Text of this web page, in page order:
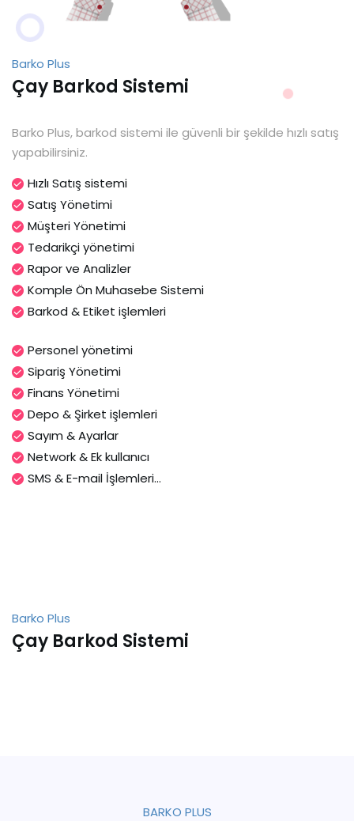
Barko Plus
Çay Barkod Sistemi
Barko Plus, barkod sistemi ile güvenli bir şekilde hızlı satış
yapabilirsiniz.
Hızlı Satış sistemi
Satış Yönetimi
Müşteri Yönetimi
Tedarikçi yönetimi
Rapor ve Analizler
Komple Ön Muhasebe Sistemi
Barkod & Etiket işlemleri
Personel yönetimi
Sipariş Yönetimi
Finans Yönetimi
Depo & Şirket işlemleri
Sayım & Ayarlar
Network & Ek kullanıcı
SMS & E-mail İşlemleri...
Barko Plus
Çay Barkod Sistemi
BARKO PLUS